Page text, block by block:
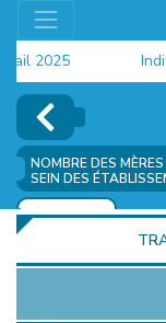
2025
NOMBRE DES
SEIN DES
AJOUTER